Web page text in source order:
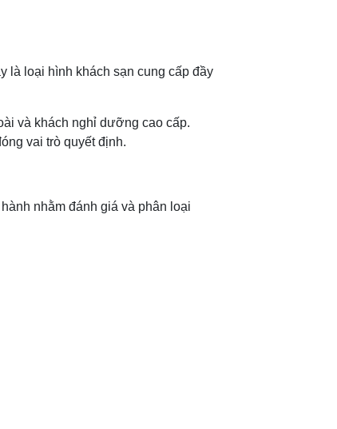
là loại hình khách sạn cung cấp đầy
và khách nghỉ dưỡng cao cấp.
vai trò quyết định.
nhằm đánh giá và phân loại